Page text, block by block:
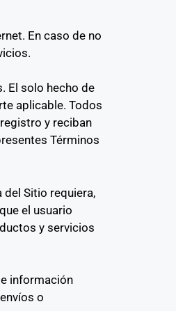
En caso de no
El solo hecho de
aplicable. Todos
y reciban
Términos
Sitio requiera,
el usuario
y servicios
información
o